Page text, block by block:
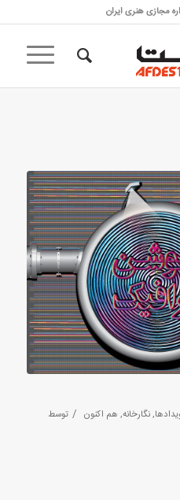
مجازی هنری ایران
,نگارخانه, هم اکنون / توسط